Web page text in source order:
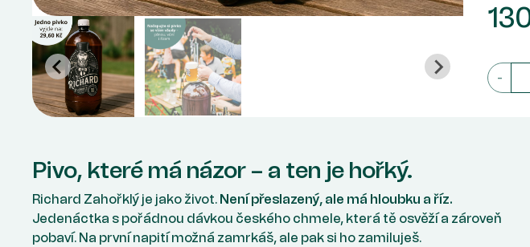
-
Pivo, které má názor – a ten je hořký.
Richard Zahořklý je jako život. Není přeslazený, ale má hloubku a říz.
Jedenáctka s pořádnou dávkou českého chmele, která tě osvěží a zároveň
pobaví. Na první napití možná zamrkáš, ale pak si ho zamiluješ.